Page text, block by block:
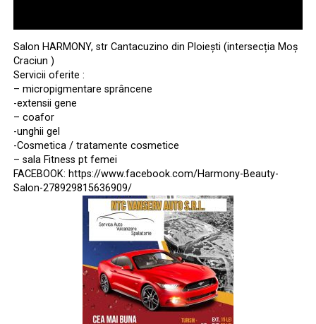
Salon HARMONY, str Cantacuzino din Ploiești (intersecția Moș
Craciun )
Servicii oferite :
– micropigmentare sprâncene
-extensii gene
– coafor
-unghii gel
-Cosmetica / tratamente cosmetice
– sala Fitness pt femei
FACEBOOK: https://www.facebook.com/Harmony-Beauty-
Salon-278929815636909/